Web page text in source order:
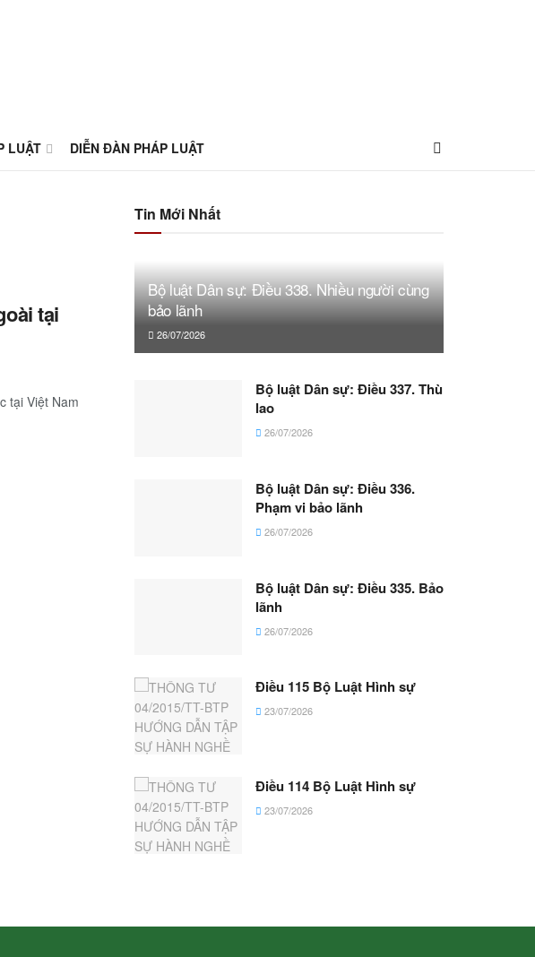
LUẬT DIỄN ĐÀN PHÁP LUẬT
tại
tại Việt Nam
Tin Mới Nhất
Bộ luật Dân sự: Điều 338. Nhiều người cùng
bảo lãnh
26/07/2026
Bộ luật Dân sự: Điều 337. Thù
lao
26/07/2026
Bộ luật Dân sự: Điều 336.
Phạm vi bảo lãnh
26/07/2026
Bộ luật Dân sự: Điều 335. Bảo
lãnh
26/07/2026
Điều 115 Bộ Luật Hình sự
23/07/2026
Điều 114 Bộ Luật Hình sự
23/07/2026